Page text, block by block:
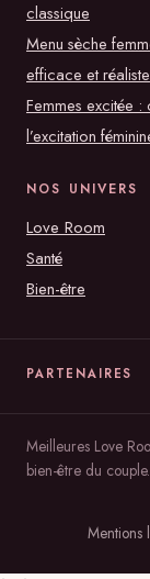
classique
Menu sèche
efficace et réaliste
Femmes excitée
l’excitation
NOS UNIVERS
Love Room
Santé
Bien-être
PARTENAIRES
Meilleures Love
bien-être du couple.
Mentions